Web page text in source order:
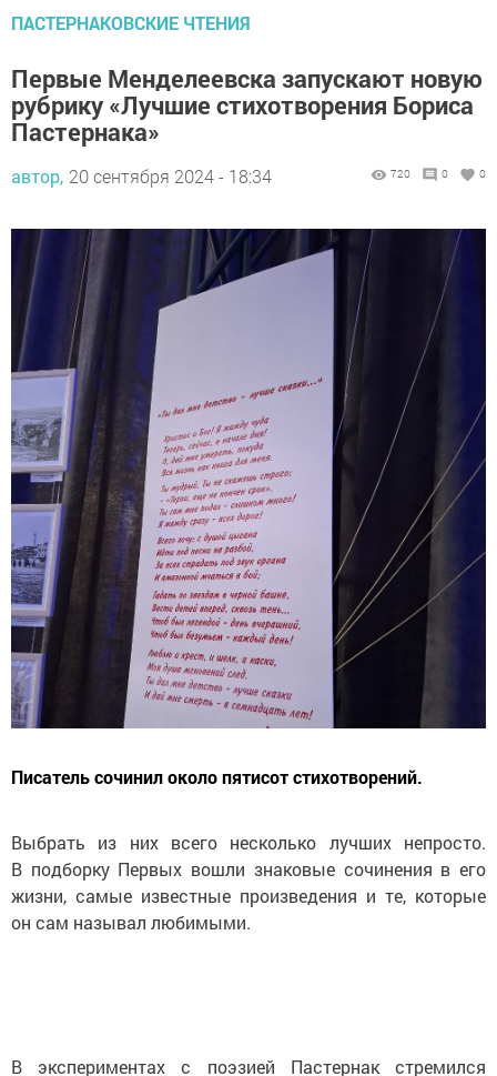
ПАСТЕРНАКОВСКИЕ ЧТЕНИЯ
Первые Менделеевска запускают новую
рубрику «Лучшие стихотворения Бориса
Пастернака»
автор, 20 сентября 2024 - 18:34 720 0 0
Писатель сочинил около пятисот стихотворений.
Выбрать из них всего несколько лучших непросто.
В подборку Первых вошли знаковые сочинения в его
жизни, самые известные произведения и те, которые
он сам называл любимыми.
В экспериментах с поэзией Пастернак стремился